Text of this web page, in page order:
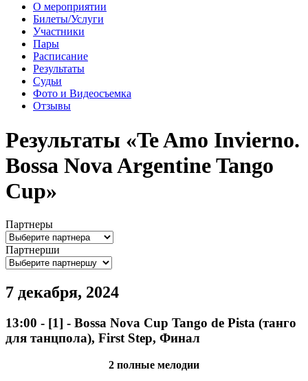
О мероприятии
Билеты/Услуги
Участники
Пары
Расписание
Результаты
Судьи
Фото и Видеосъемка
Отзывы
Результаты «Te Amo Invierno.
Bossa Nova Argentine Tango
Cup»
Партнеры
Партнерши
7 декабря, 2024
13:00 - [1] - Bossa Nova Cup Tango de Pista (танго
для танцпола), First Step, Финал
2 полные мелодии